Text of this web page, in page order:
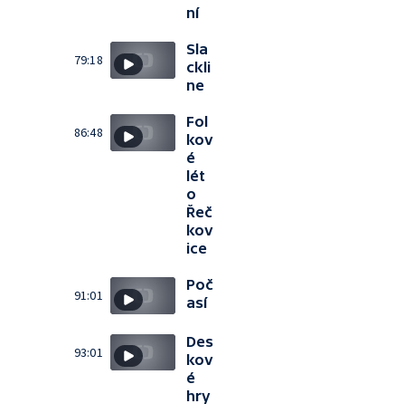
ní
79:18
Sla
ckli
ne
86:48
Fol
kov
é
lét
o
Řeč
kov
ice
91:01
Poč
así
93:01
Des
kov
é
hry